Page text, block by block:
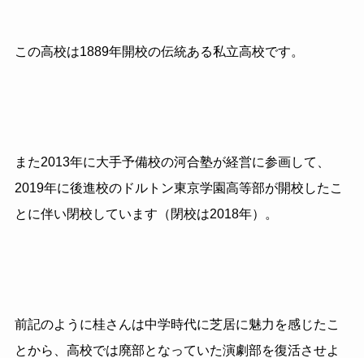
この高校は1889年開校の伝統ある私立高校です。
また2013年に大手予備校の河合塾が経営に参画して、
2019年に後進校のドルトン東京学園高等部が開校したこ
とに伴い閉校しています（閉校は2018年）。
前記のように桂さんは中学時代に芝居に魅力を感じたこ
とから、高校では廃部となっていた演劇部を復活させよ